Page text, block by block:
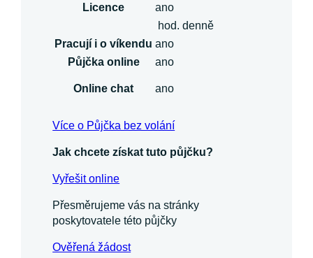
Licence
ano
hod. denně
Pracují i o víkendu ano
Půjčka online
ano
Online chat ano
Více o Půjčka bez volání
Jak chcete získat tuto půjčku?
Vyřešit online
Přesměrujeme vás na stránky
poskytovatele této půjčky
Ověřená žádost